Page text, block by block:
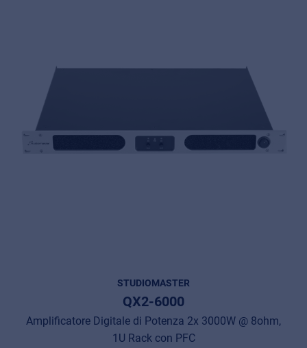
STUDIOMASTER
QX2-6000
Amplificatore Digitale di Potenza 2x 3000W @ 8ohm,
1U Rack con PFC